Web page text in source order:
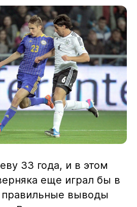
33 года, и в этом
еще играл бы в
правильные выводы